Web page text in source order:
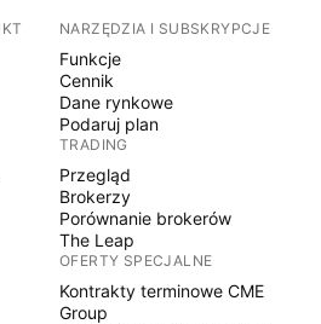
NARZĘDZIA I SUBSKRYPCJE
Funkcje
Cennik
Dane rynkowe
Podaruj plan
TRADING
Przegląd
Brokerzy
Porównanie brokerów
The Leap
OFERTY SPECJALNE
Kontrakty terminowe CME
Group